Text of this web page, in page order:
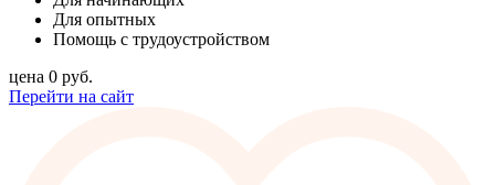
Для опытных
Помощь с трудоустройством
цена 0 руб.
Перейти на сайт